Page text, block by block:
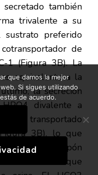
también
trivalente a su
preferido
de
1 (Figura 3B). La
equivalente a la
la secreción
divalente a
es transportado
3B), lo que
del tampón
no amoníaco que
que damos la mejor
Si sigues utilizando
de acuerdo.